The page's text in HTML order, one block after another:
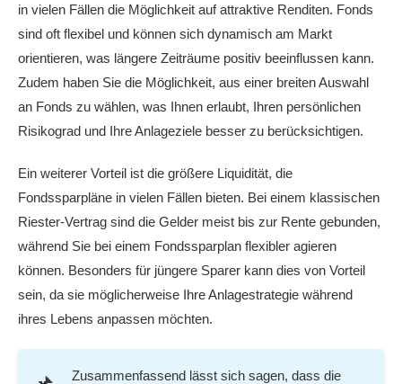
in vielen Fällen die Möglichkeit auf attraktive Renditen. Fonds
sind oft flexibel und können sich dynamisch am Markt
orientieren, was längere Zeiträume positiv beeinflussen kann.
Zudem haben Sie die Möglichkeit, aus einer breiten Auswahl
an Fonds zu wählen, was Ihnen erlaubt, Ihren persönlichen
Risikograd und Ihre Anlageziele besser zu berücksichtigen.
Ein weiterer Vorteil ist die größere Liquidität, die
Fondssparpläne in vielen Fällen bieten. Bei einem klassischen
Riester-Vertrag sind die Gelder meist bis zur Rente gebunden,
während Sie bei einem Fondssparplan flexibler agieren
können. Besonders für jüngere Sparer kann dies von Vorteil
sein, da sie möglicherweise Ihre Anlagestrategie während
ihres Lebens anpassen möchten.
Zusammenfassend lässt sich sagen, dass die